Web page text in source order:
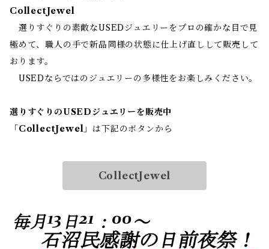
CollectJewel
選りすぐりの素敵なUSEDジュエリーをプロの確かな目で見
極めて、職人の手で新品同様の状態に仕上げ直しして販売して
おります。
USEDならではのジュエリーの多様性をお楽しみください。
選りすぐりのUSEDジュエリーを販売中
「CollectJewel 」は下記のボタンから
CollectJewel